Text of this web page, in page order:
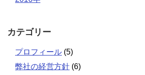
カテゴリー
プロフィール (5)
弊社の経営方針 (6)